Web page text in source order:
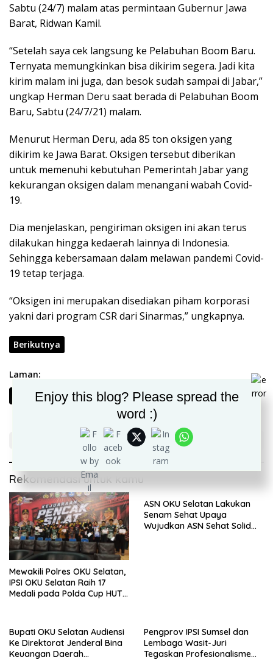
Sabtu (24/7) malam atas permintaan Gubernur Jawa
Barat, Ridwan Kamil.
“Setelah saya cek langsung ke Pelabuhan Boom Baru.
Ternyata memungkinkan bisa dikirim segera. Jadi kita
kirim malam ini juga, dan besok sudah sampai di Jabar,”
ungkap Herman Deru saat berada di Pelabuhan Boom
Baru, Sabtu (24/7/21) malam.
Menurut Herman Deru, ada 85 ton oksigen yang
dikirim ke Jawa Barat. Oksigen tersebut diberikan
untuk memenuhi kebutuhan Pemerintah Jabar yang
kekurangan oksigen dalam menangani wabah Covid-
19.
Dia menjelaskan, pengiriman oksigen ini akan terus
dilakukan hingga kedaerah lainnya di Indonesia.
Sehingga kebersamaan dalam melawan pandemi Covid-
19 tetap terjaga.
“Oksigen ini merupakan disediakan piham korporasi
yakni dari program CSR dari Sinarmas,” ungkapnya.
Berikutnya
Laman:
2
Rekomendasi untuk kamu
Mewakili Polres OKU Selatan,
IPSI OKU Selatan Raih 17
Medali pada Polda Cup HUT
ASN OKU Selatan Lakukan
Senam Sehat Upaya
Wujudkan ASN Sehat Solid
Bupati OKU Selatan Audiensi
Ke Direktorat Jenderal Bina
Keuangan Daerah
Pengprov IPSI Sumsel dan
Lembaga Wasit-Juri
Tegaskan Profesionalisme
Enjoy this blog? Please spread the
word :)